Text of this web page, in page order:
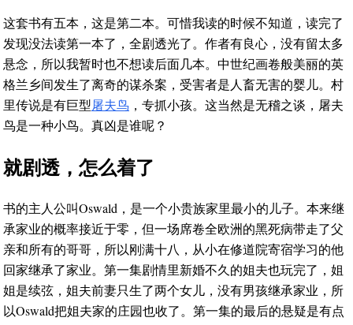
这套书有五本，这是第二本。可惜我读的时候不知道，读完了
发现没法读第一本了，全剧透光了。作者有良心，没有留太多
悬念，所以我暂时也不想读后面几本。中世纪画卷般美丽的英
格兰乡间发生了离奇的谋杀案，受害者是人畜无害的婴儿。村
里传说是有巨型屠夫鸟 ，专抓小孩。这当然是无稽之谈，屠夫
鸟是一种小鸟。真凶是谁呢？
就剧透，怎么着了
书的主人公叫Oswald，是一个小贵族家里最小的儿子。本来继
承家业的概率接近于零，但一场席卷全欧洲的黑死病带走了父
亲和所有的哥哥，所以刚满十八，从小在修道院寄宿学习的他
回家继承了家业。第一集剧情里新婚不久的姐夫也玩完了，姐
姐是续弦，姐夫前妻只生了两个女儿，没有男孩继承家业，所
以Oswald把姐夫家的庄园也收了。第一集的最后的悬疑是有点